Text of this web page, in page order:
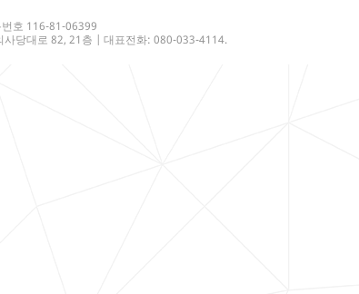
호 116-81-06399
사당대로 82, 21층 | 대표전화: 080-033-4114.